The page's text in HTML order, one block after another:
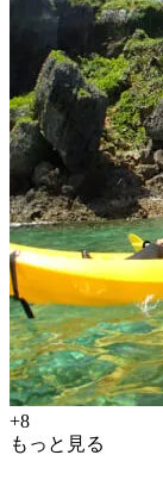
+8
もっと見る